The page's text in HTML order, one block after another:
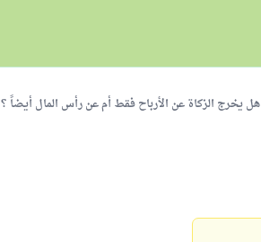
هل يخرج الزكاة عن الأرباح فقط أم عن رأس المال أيضاً ؟